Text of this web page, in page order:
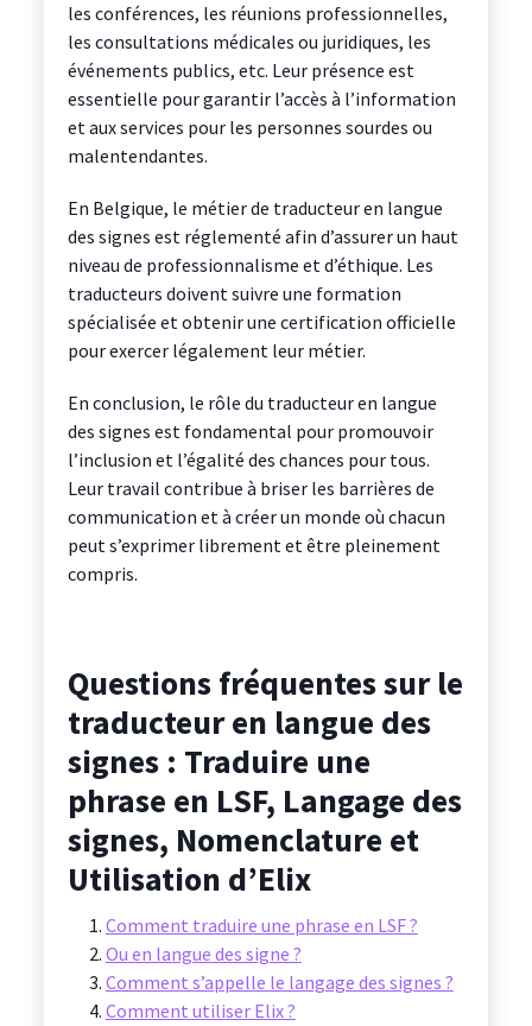
les conférences, les réunions professionnelles,
les consultations médicales ou juridiques, les
événements publics, etc. Leur présence est
essentielle pour garantir l’accès à l’information
et aux services pour les personnes sourdes ou
malentendantes.
En Belgique, le métier de traducteur en langue
des signes est réglementé afin d’assurer un haut
niveau de professionnalisme et d’éthique. Les
traducteurs doivent suivre une formation
spécialisée et obtenir une certification officielle
pour exercer légalement leur métier.
En conclusion, le rôle du traducteur en langue
des signes est fondamental pour promouvoir
l’inclusion et l’égalité des chances pour tous.
Leur travail contribue à briser les barrières de
communication et à créer un monde où chacun
peut s’exprimer librement et être pleinement
compris.
Questions fréquentes sur le
traducteur en langue des
signes : Traduire une
phrase en LSF, Langage des
signes, Nomenclature et
Utilisation d’Elix
Comment traduire une phrase en LSF ?
Ou en langue des signe ?
Comment s’appelle le langage des signes ?
Comment utiliser Elix ?